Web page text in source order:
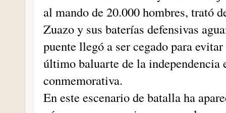
al mando de 20.000 hombres, trató
Zuazo y sus baterías defensivas
puente llegó a ser cegado para
último baluarte de la independencia
conmemorativa.
En este escenario de batalla ha